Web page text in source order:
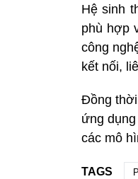
Hệ sinh
phù hợp
công
kết nối,
Đồng
ứng
các mô
TAGS